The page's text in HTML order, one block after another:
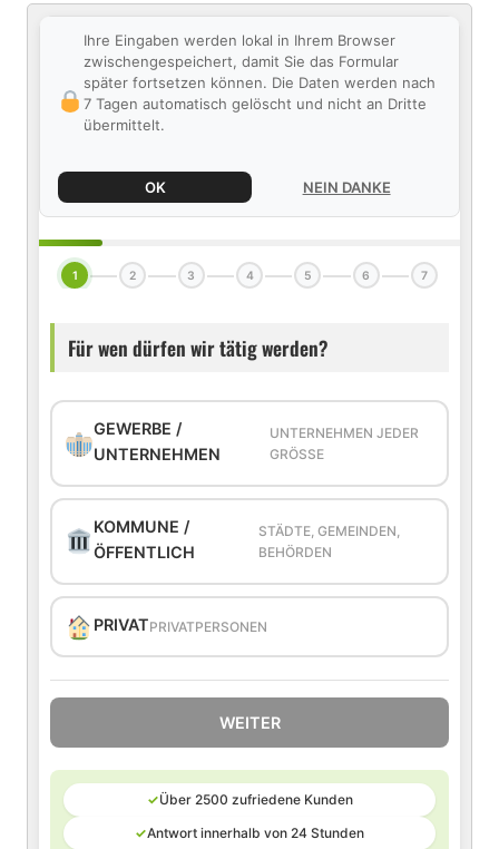
Ihre Eingaben werden lokal in Ihrem Browser
zwischengespeichert, damit Sie das Formular
später fortsetzen können. Die Daten werden nach
7 Tagen automatisch gelöscht und nicht an Dritte
übermittelt.
OK NEIN DANKE
1 2 3 4 5 6 7
Für wen dürfen wir tätig werden?
GEWERBE /
UNTERNEHMEN
UNTERNEHMEN JEDER
GRÖSSE
KOMMUNE /
ÖFFENTLICH
STÄDTE, GEMEINDEN,
BEHÖRDEN
PRIVATPRIVATPERSONEN
WEITER
✓Über 2500 zufriedene Kunden
✓Antwort innerhalb von 24 Stunden